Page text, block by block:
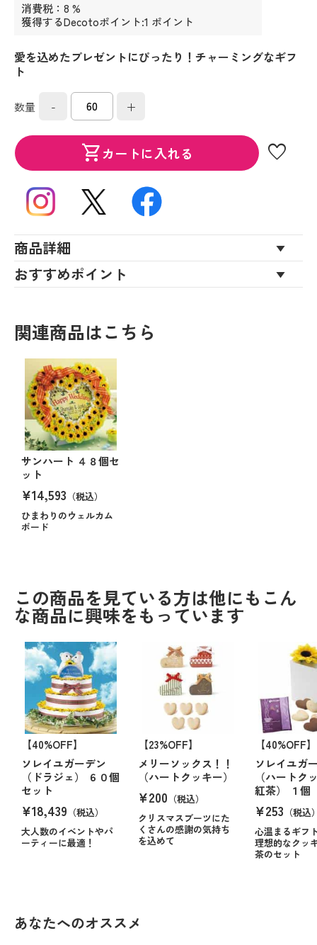
消費税：8 %
獲得するDecotoポイント:1 ポイント
愛を込めたプレゼントにぴったり！チャーミングなギフ
ト
数量 - +
shopping_cartカートに入れる favorite
商品詳細
おすすめポイント
関連商品はこちら
サンハート ４８個セ
ット
¥14,593 （税込）
ひまわりのウェルカム
ボード
この商品を見ている方は他にもこん
な商品に興味をもっています
【40%OFF】
ソレイユガーデン
（ドラジェ） ６０個
セット
¥18,439 （税込）
大人数のイベントやパ
ーティーに最適！
【23%OFF】
メリーソックス！！
（ハートクッキー）
¥200 （税込）
クリスマスブーツにた
くさんの感謝の気持ち
を込めて
【40%OFF】
ソレイユガ
（ハートク
紅茶） １個
¥253 （税込
心温まるギフ
理想的なクッ
茶のセット
あなたへのオススメ